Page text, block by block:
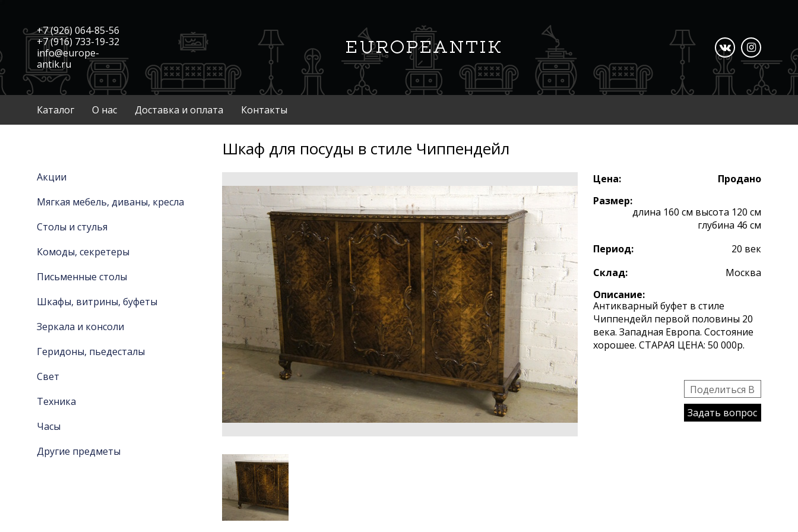
+7 (926) 064-85-56
+7 (916) 733-19-32
info@europe-
antik.ru
Каталог О нас Доставка и оплата Контакты
Акции
Мягкая мебель, диваны, кресла
Столы и стулья
Комоды, секретеры
Письменные столы
Шкафы, витрины, буфеты
Зеркала и консоли
Геридоны, пьедесталы
Свет
Техника
Часы
Другие предметы
Шкаф для посуды в стиле Чиппендейл
Цена:
Продано
Размер:
длина 160 см высота 120 см
глубина 46 см
Период:
20 век
Склад:
Москва
Описание:
Антикварный буфет в стиле
Чиппендейл первой половины 20
века. Западная Европа. Состояние
хорошее. СТАРАЯ ЦЕНА: 50 000р.
Поделиться B
Задать вопрос